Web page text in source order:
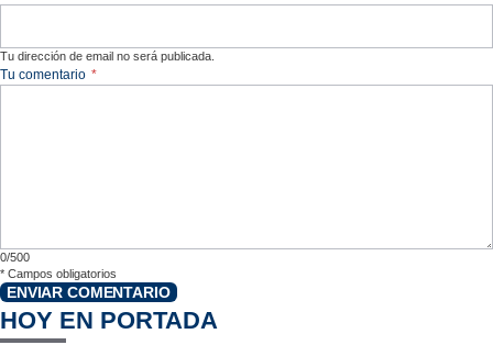
Tu dirección de email no será publicada.
Tu comentario *
0/500
* Campos obligatorios
ENVIAR COMENTARIO
HOY EN PORTADA